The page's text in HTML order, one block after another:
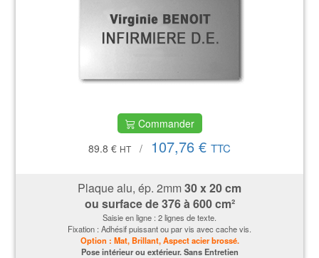
Commander
89.8 € HT / 107,76 € TTC
Plaque alu, ép. 2mm30 x 20 cm
ou surface de376 à 600 cm²
Saisie en ligne : 2 lignes de texte.
Fixation : Adhésif puissant ou par vis avec cache vis.
Option : Mat, Brillant, Aspect acier brossé.
Pose intérieur ou extérieur. Sans Entretien